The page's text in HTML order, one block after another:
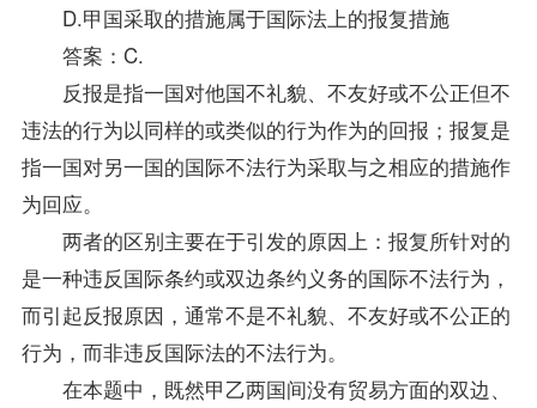
D.甲国采取的措施属于国际法上的报复措施
答案 ：C.
反报是指一国对他国不礼貌、不友好或不公正但不
违法的行为以同样的或类似的行为作为的回报；报复是
指一国对另一国的国际不法行为采取与之相应的措施作
为回应。
两者的区别主要在于引发的原因上：报复所针对的
是一种违反国际条约或双边条约义务的国际不法行为，
而引起反报原因，通常不是不礼貌、不友好或不公正的
行为，而非违反国际法的不法行为。
在本题中，既然甲乙两国间没有贸易方面的双边、